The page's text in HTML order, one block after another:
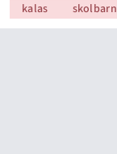
kalas skolbarn